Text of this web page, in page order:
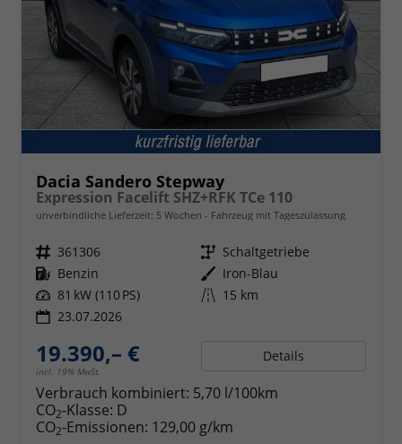
Dacia Sandero Stepway
Expression Facelift SHZ+RFK TCe 110
unverbindliche Lieferzeit: 5 Wochen Fahrzeug mit Tageszulassung
Fahrzeugnr. 361306 Getriebe Schaltgetriebe
Kraftstoff Benzin Außenfarbe Iron-Blau
Leistung 81 kW (110 PS) Kilometerstand 15 km
23.07.2026
19.390,– €
incl. 19% MwSt.
Details
Verbrauch kombiniert: 5,70 l/100km
CO2-Klasse: D
CO2-Emissionen: 129,00 g/km